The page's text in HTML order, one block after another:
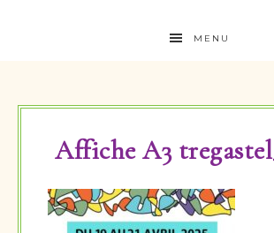
MENU
Affiche A3